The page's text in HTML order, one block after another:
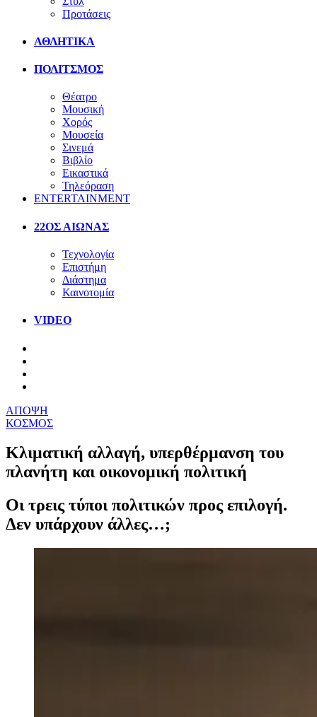
Προτάσεις
ΑΘΛΗΤΙΚΑ
ΠΟΛΙΤΣΜΟΣ
Θέατρο
Μουσική
Χορός
Μουσεία
Σινεμά
Βιβλίο
Εικαστικά
Τηλεόραση
ENTERTAINMENT
22ΟΣ ΑΙΩΝΑΣ
Τεχνολογία
Επιστήμη
Διάστημα
Καινοτομία
VIDEO
ΑΠΟΨΗ
ΚΟΣΜΟΣ
Κλιματική αλλαγή, υπερθέρμανση του
πλανήτη και οικονομική πολιτική
Οι τρεις τύποι πολιτικών προς επιλογή.
Δεν υπάρχουν άλλες…;